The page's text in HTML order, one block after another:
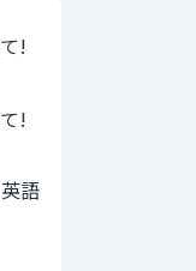
!
!
語